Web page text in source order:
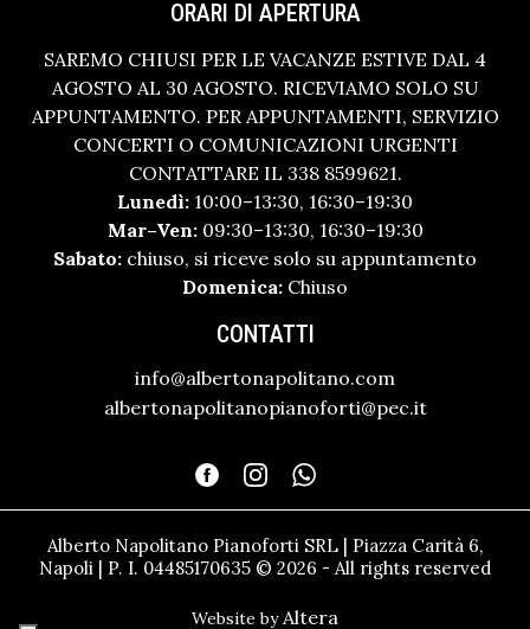
ORARI DI APERTURA
SAREMO CHIUSI PER LE VACANZE ESTIVE DAL 4
AGOSTO AL 30 AGOSTO. RICEVIAMO SOLO SU
APPUNTAMENTO. PER APPUNTAMENTI, SERVIZIO
CONCERTI O COMUNICAZIONI URGENTI
CONTATTARE IL 338 8599621.
Lunedì: 10:00–13:30, 16:30–19:30
Mar–Ven:09:30–13:30, 16:30–19:30
Sabato: chiuso, si riceve solo su appuntamento
Domenica: Chiuso
CONTATTI
info@albertonapolitano.com
albertonapolitanopianoforti@pec.it
Alberto Napolitano Pianoforti SRL | Piazza Carità 6,
Napoli | P. I. 04485170635 © 2026 - All rights reserved
Website byAltera